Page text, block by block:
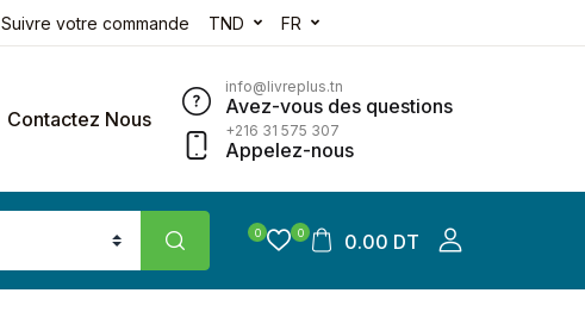
Suivre votre commande TND FR
Contactez Nous
info@livreplus.tn
Avez-vous des questions
+216 31 575 307
Appelez-nous
0 0 0.00 DT